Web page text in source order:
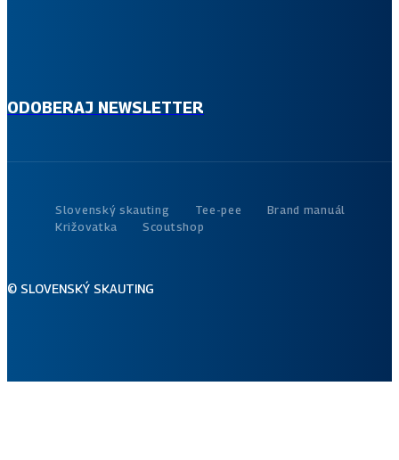
ODOBERAJ NEWSLETTER
Slovenský skauting Tee-pee
Brand manuál
Križovatka
Scoutshop
© SLOVENSKÝ SKAUTING